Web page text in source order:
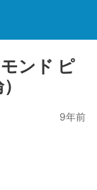
ンド ピ
9年前